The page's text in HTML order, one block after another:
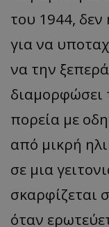
του 1944,
για να
να την
διαμορφώσει
πορεία με
από μικρή
σε μια
σκαρφίζεται
όταν